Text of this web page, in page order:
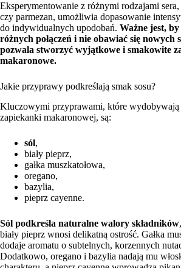
Eksperymentowanie z różnymi rodzajami
czy parmezan, umożliwia dopasowanie
do indywidualnych upodobań. Ważne jest,
różnych połączeń i nie obawiać się nowych
pozwala stworzyć wyjątkowe i smakowite
makaronowe.
Jakie przyprawy podkreślają smak sosu?
Kluczowymi przyprawami, które wydobywają
zapiekanki makaronowej, są:
sól,
biały pieprz,
gałka muszkatołowa,
oregano,
bazylia,
pieprz cayenne.
Sól podkreśla naturalne walory składników
biały pieprz wnosi delikatną ostrość. Gałka
dodaje aromatu o subtelnych, korzennych
Dodatkowo, oregano i bazylia nadają mu